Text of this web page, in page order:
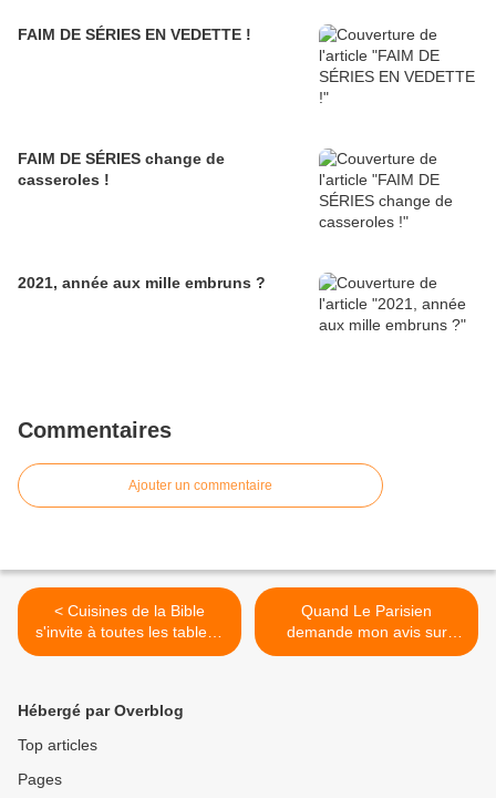
FAIM DE SÉRIES EN VEDETTE !
FAIM DE SÉRIES change de
casseroles !
2021, année aux mille embruns ?
Commentaires
Ajouter un commentaire
< Cuisines de la Bible
s'invite à toutes les tables !
- Anne Martinetti
Quand Le Parisien
demande mon avis sur
Agatha... - Anne Martinetti >
Hébergé par Overblog
Top articles
Pages